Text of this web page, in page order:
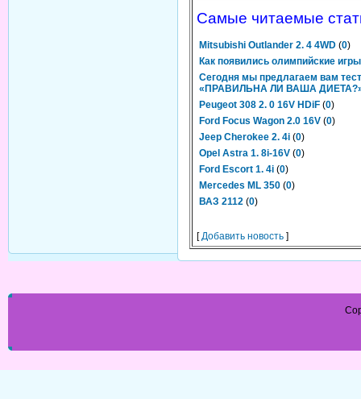
Самые читаемые
Mitsubishi Outlander 2. 4 4WD (0)
Как появились олимпийские
Сегодня мы предлагаем вам тест
«ПРАВИЛЬНА ЛИ ВАША
Peugeot 308 2. 0 16V HDiF (0)
Ford Focus Wagon 2.0 16V (0)
Jeep Cherokee 2. 4i (0)
Opel Astra 1. 8i-16V (0)
Ford Escort 1. 4i (0)
Mercedes ML 350 (0)
ВАЗ 2112 (0)
[Добавить новость ]